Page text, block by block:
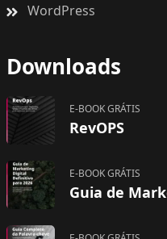
WordPress
Downloads
E-BOOK GRÁTIS
RevOPS
E-BOOK GRÁTIS
Guia de